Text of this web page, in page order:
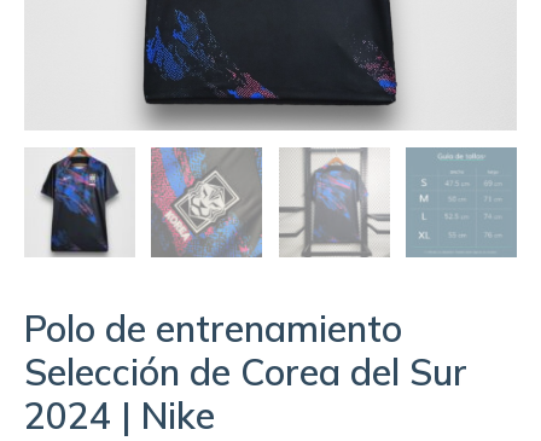
Polo de entrenamiento
Selección de Corea del Sur
2024 | Nike